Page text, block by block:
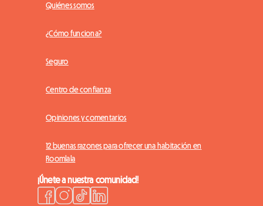
Quiénes somos
¿Cómo funciona?
Seguro
Centro de confianza
Opiniones y comentarios
12 buenas razones para ofrecer una habitación en
Roomlala
¡Únete a nuestra comunidad!